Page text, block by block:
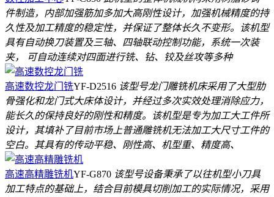
件制造，内部加强筋加多加大高刚性设计，加强机械精度的持
久性及加工精度的稳定性，并保证了整体长久不变形。该机型
具有自动换刀装置及三轴、四轴联动控制功能，系统一次装
夹， 可自动连续对四面进行铣、钻、铰及丝攻等多种
高速数控龙门铣YF-D2516 该型号龙门雕铣机床采用了大型肋
骨强化和龙门式大床体设计，并经过多次实效处理消除应力，
能长久的保持良好的刚性和精度。该机型是专为加工大工件所
设计，其填补了目前市场上普通雕铣机无法加工大尺寸工件的
空白。其具有的传动平稳、刚性高、机型重、精度高、
高速高精雕铣机YF-G870 该型号设备秉承了以往机型小刀具
加工特点的基础上，结合目前模具切削加工的实际情况，采用